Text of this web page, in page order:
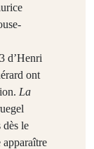
d’Henri
ont
La
dès le